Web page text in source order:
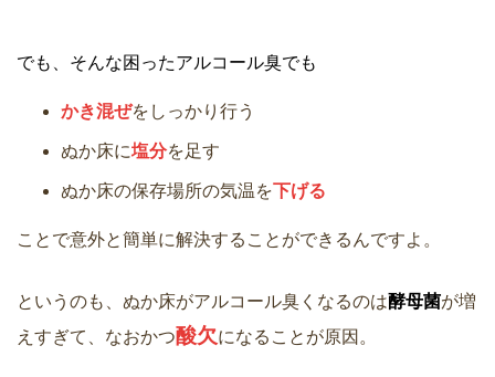
でも、そんな困ったアルコール臭でも
かき混ぜをしっかり行う
ぬか床に塩分を足す
ぬか床の保存場所の気温を下げる
ことで意外と簡単に解決することができるんですよ。
というのも、ぬか床がアルコール臭くなるのは酵母菌が増
えすぎて、なおかつ酸欠になることが原因。